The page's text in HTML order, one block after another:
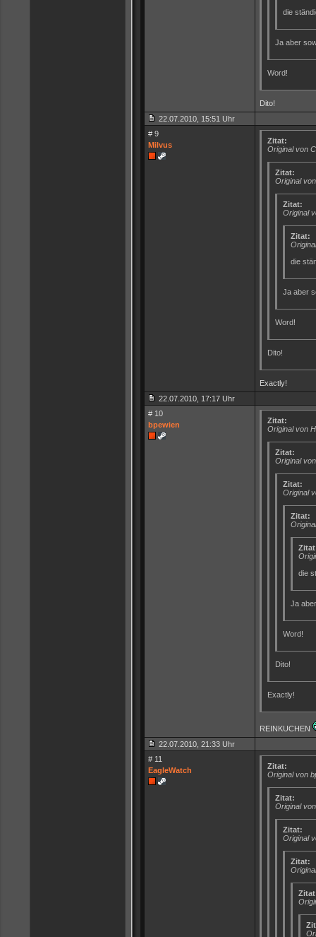
die
Ja aber
Word!
Dito!
22.07.2010, 15:51 Uhr
# 9
Milvus
Zitat:
Original von
Zitat:
Original
Zitat:
Original
Zitat:
die
Ja aber
Word!
Dito!
Exactly!
22.07.2010, 17:17 Uhr
# 10
bpewien
Zitat:
Original von
Zitat:
Original
Zitat:
Original
Zitat:
die
Ja
Word!
Dito!
Exactly!
REINKUCHEN
22.07.2010, 21:33 Uhr
# 11
EagleWatch
Zitat:
Original von
Zitat:
Original
Zitat:
Original
Zitat: